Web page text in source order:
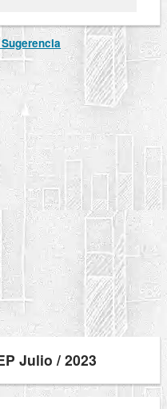
Julio / 2023